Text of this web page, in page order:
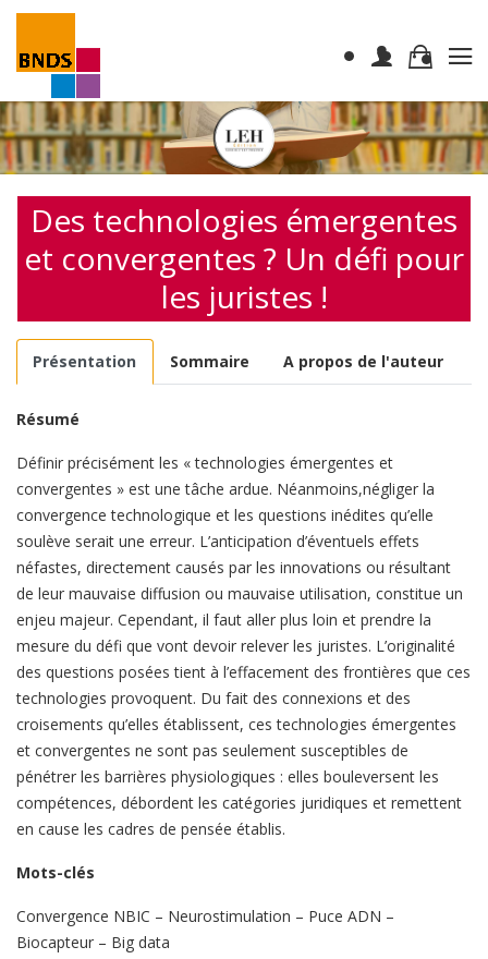
Des technologies émergentes
et convergentes ? Un défi pour
les juristes !
Présentation Sommaire A propos de l'auteur
Résumé
Définir précisément les « technologies émergentes et
convergentes » est une tâche ardue. Néanmoins,négliger la
convergence technologique et les questions inédites qu’elle
soulève serait une erreur. L’anticipation d’éventuels effets
néfastes, directement causés par les innovations ou résultant
de leur mauvaise diffusion ou mauvaise utilisation, constitue un
enjeu majeur. Cependant, il faut aller plus loin et prendre la
mesure du défi que vont devoir relever les juristes. L’originalité
des questions posées tient à l’effacement des frontières que ces
technologies provoquent. Du fait des connexions et des
croisements qu’elles établissent, ces technologies émergentes
et convergentes ne sont pas seulement susceptibles de
pénétrer les barrières physiologiques : elles bouleversent les
compétences, débordent les catégories juridiques et remettent
en cause les cadres de pensée établis.
Mots-clés
Convergence NBIC – Neurostimulation – Puce ADN –
Biocapteur – Big data